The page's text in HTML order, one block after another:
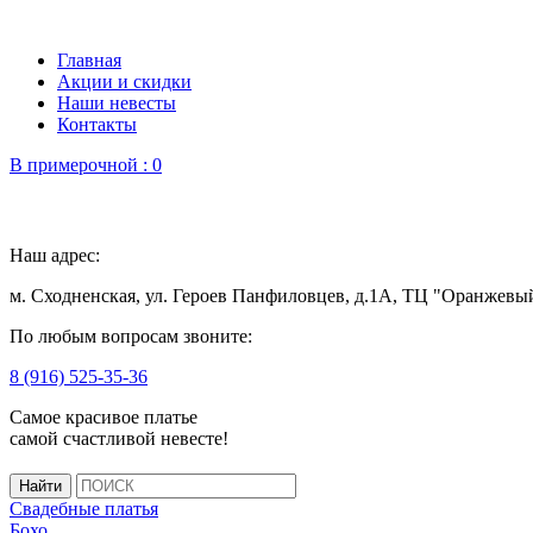
Главная
Акции и скидки
Наши невесты
Контакты
В примерочной : 0
Наш адрес:
м. Сходненская, ул. Героев Панфиловцев, д.1А, ТЦ
По любым вопросам звоните:
8 (916) 525-35-36
Самое красивое платье
самой счастливой невесте!
Свадебные платья